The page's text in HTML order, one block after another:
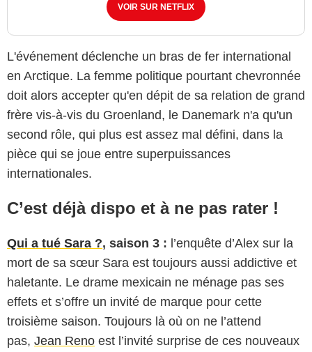
VOIR SUR NETFLIX
L'événement déclenche un bras de fer international
en Arctique. La femme politique pourtant chevronnée
doit alors accepter qu'en dépit de sa relation de grand
frère vis-à-vis du Groenland, le Danemark n'a qu'un
second rôle, qui plus est assez mal défini, dans la
pièce qui se joue entre superpuissances
internationales.
C’est déjà dispo et à ne pas rater !
Qui a tué Sara ?, saison 3 : l’enquête d’Alex sur la
mort de sa sœur Sara est toujours aussi addictive et
haletante. Le drame mexicain ne ménage pas ses
effets et s’offre un invité de marque pour cette
troisième saison. Toujours là où on ne l’attend
pas, Jean Reno est l’invité surprise de ces nouveaux